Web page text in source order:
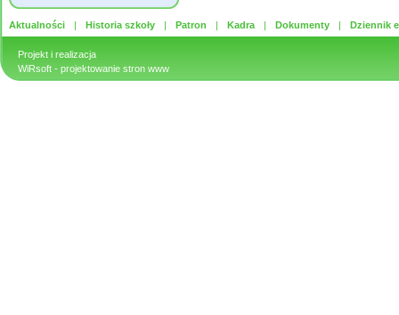
Aktualności Historia szkoły Patron Kadra Dokumenty Dziennik
Projekt i realizacja
WiRsoft - projektowanie stron www